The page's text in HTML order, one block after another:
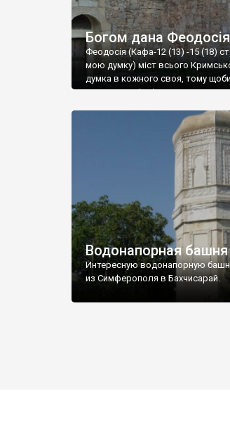
Богом дана
Феодосія (Кафа-12 (13) -15 (18)
мою думку) міст всього
думка в кожного своя, тому щоби
запрошую відвідати це
Водонапорная
Интересную водонапорную
из Симферополя в Бахчисарай.